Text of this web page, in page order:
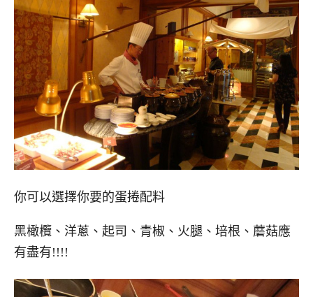
你可以選擇你要的蛋捲配料
黑橄欖、洋蔥、起司、青椒、火腿、培根、蘑菇應
有盡有!!!!